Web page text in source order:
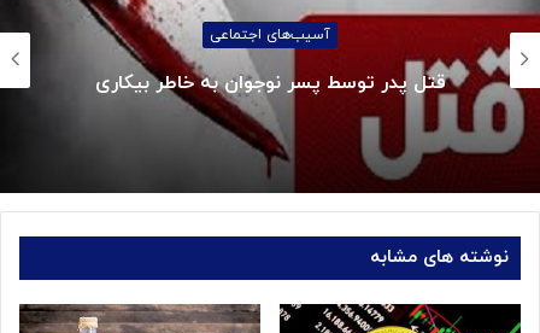
آسیب‌های اجتماعی
قتل پدر توسط پسر نوجوان به خاطر بیکاری
نوشته های مشابه